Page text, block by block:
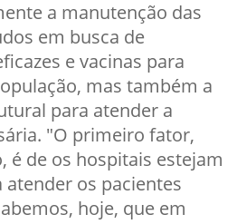
a manutenção das
em busca de
e vacinas para
mas também a
para atender a
"O primeiro fator,
de os hospitais estejam
os pacientes
hoje, que em